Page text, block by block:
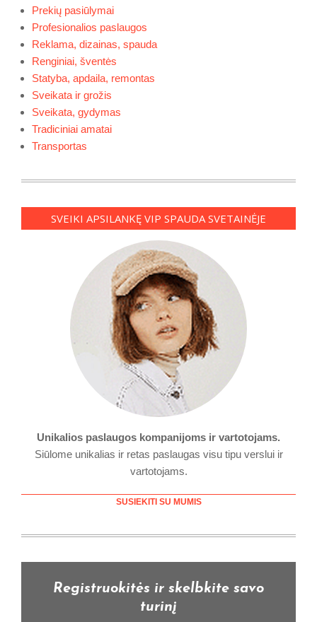
Prekių pasiūlymai
Profesionalios paslaugos
Reklama, dizainas, spauda
Renginiai, šventės
Statyba, apdaila, remontas
Sveikata ir grožis
Sveikata, gydymas
Tradiciniai amatai
Transportas
SVEIKI APSILANKĘ VIP SPAUDA SVETAINĖJE
Unikalios paslaugos kompanijoms ir vartotojams.
Siūlome unikalias ir retas paslaugas visu tipu verslui ir
vartotojams.
SUSIEKITI SU MUMIS
Registruokitės ir skelbkite savo
turinį